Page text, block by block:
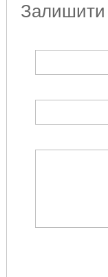
Залишити